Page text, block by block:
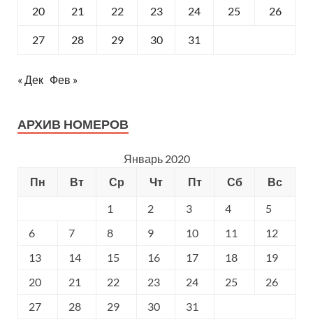
20 21 22 23 24 25 26
27 28 29 30 31
« Дек Фев »
АРХИВ НОМЕРОВ
Январь 2020
Пн
Вт Ср Чт Пт Сб
Вс
1
2 3 4
5
6
7 8 9 10 11
12
13
14 15 16 17 18
19
20
21 22 23 24 25
26
27
28 29 30 31